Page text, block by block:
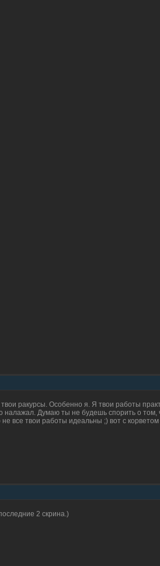
ракурсы. Особенно я. Я твои работы
Думаю ты не будешь спорить о том,
все твои работы идеальны ;) вот с
2 скрина.)